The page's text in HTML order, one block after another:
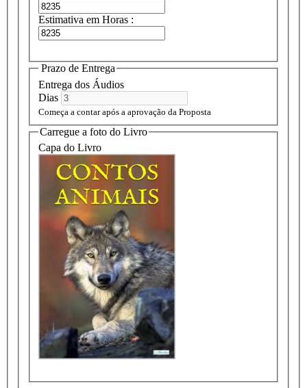
Estimativa em Horas :
Prazo de Entrega
Entrega dos Áudios
Dias
Começa a contar após a aprovação da Proposta
Carregue a foto do Livro
Capa do Livro